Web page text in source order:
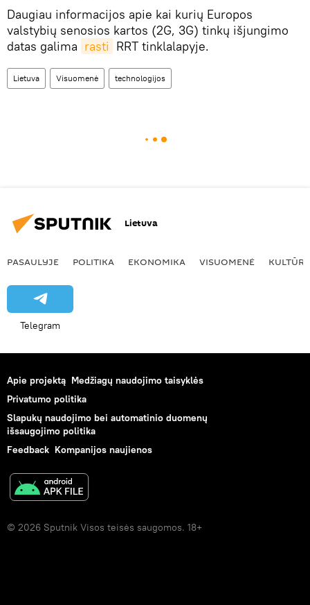
Daugiau informacijos apie kai kurių Europos
valstybių senosios kartos (2G, 3G) tinkų išjungimo
datas galima rasti RRT tinklalapyje.
Lietuva Visuomenė technologijos
Lietuva
PASAULYJE POLITIKA EKONOMIKA VISUOMENĖ KULTŪRA
Telegram
Apie projektą Medžiagų naudojimo taisyklės
Privatumo politika
Slapukų naudojimo bei automatinio duomenų
išsaugojimo politika
Feedback Kompanijos naujienos
© 2026 Sputnik Visos teisės saugomos. 18+